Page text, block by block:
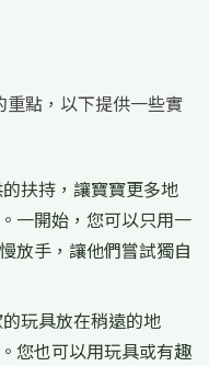
點，以下提供一些實
扶持，讓寶寶更多地
一開始，您可以只用一
放手，讓他們嘗試獨自
玩具放在稍遠的地
您也可以用玩具或有趣